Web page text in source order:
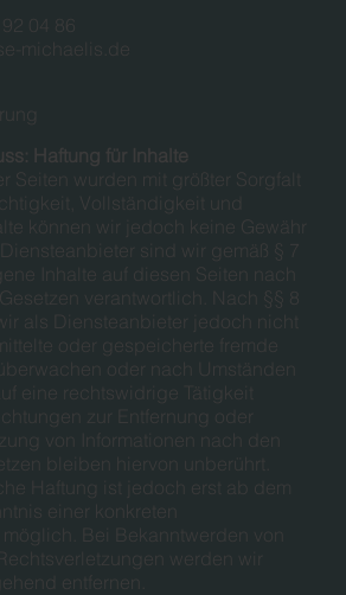
04 86
michaelis.de
Haftung für Inhalte
Seiten wurden mit größter Sorgfalt
Vollständigkeit und
können wir jedoch keine Gewähr
Diensteanbieter sind wir gemäß § 7
Inhalte auf diesen Seiten nach
verantwortlich. Nach §§ 8
als Diensteanbieter jedoch nicht
oder gespeicherte fremde
oder nach Umständen
eine rechtswidrige Tätigkeit
zur Entfernung oder
von Informationen nach den
bleiben hiervon unberührt.
Haftung ist jedoch erst ab dem
einer konkreten
Bei Bekanntwerden von
werden wir
entfernen.